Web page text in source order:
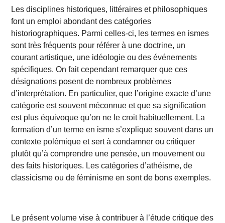
Les disciplines historiques, littéraires et philosophiques
font un emploi abondant des catégories
historiographiques. Parmi celles-ci, les termes en ismes
sont très fréquents pour référer à une doctrine, un
courant artistique, une idéologie ou des événements
spécifiques. On fait cependant remarquer que ces
désignations posent de nombreux problèmes
d’interprétation. En particulier, que l’origine exacte d’une
catégorie est souvent méconnue et que sa signification
est plus équivoque qu’on ne le croit habituellement. La
formation d’un terme en isme s’explique souvent dans un
contexte polémique et sert à condamner ou critiquer
plutôt qu’à comprendre une pensée, un mouvement ou
des faits historiques. Les catégories d’athéisme, de
classicisme ou de féminisme en sont de bons exemples.
Le présent volume vise à contribuer à l’étude critique des